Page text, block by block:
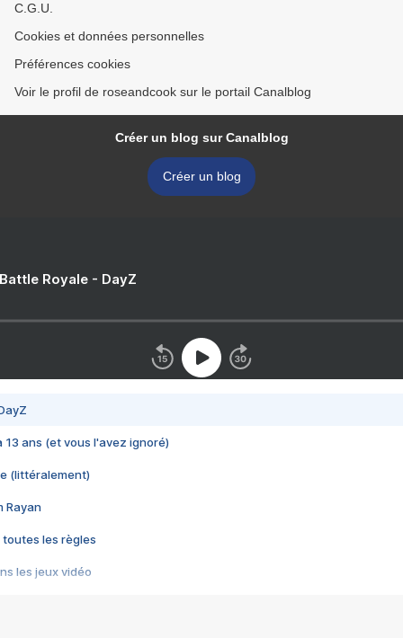
C.G.U.
Cookies et données personnelles
Préférences cookies
Voir le profil de roseandcook sur le portail Canalblog
Créer un blog sur Canalblog
Créer un blog
Royale - DayZ
13 ans (et vous l'avez ignoré)
(littéralement)
Rayan
toutes les règles
les jeux vidéo